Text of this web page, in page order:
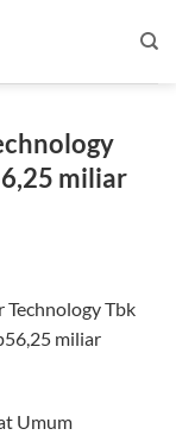
miliar
Tbk
miliar
Umum